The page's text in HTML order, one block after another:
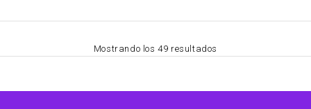
Mostrando los 49 resultados